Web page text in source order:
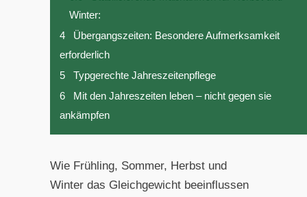
Winter:
4
Übergangszeiten: Besondere Aufmerksamkeit
erforderlich
5
Typgerechte Jahreszeitenpflege
6
Mit den Jahreszeiten leben – nicht gegen sie
ankämpfen
Wie Frühling, Sommer, Herbst und
Winter das Gleichgewicht beeinflussen